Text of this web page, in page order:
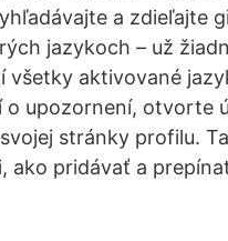
a zdieľajte
jazykoch – už
všetky aktivované
upozornení, otvorte
stránky profilu.
ako pridávať a